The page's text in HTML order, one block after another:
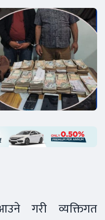
गरी व्यक्तिगत